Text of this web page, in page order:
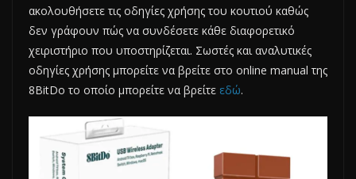
ακολουθήσετε τις οδηγίες χρήσης του κουτιού καθώς
δεν γράφουν πώς να συνδέσετε κάθε διαφορετικό
χειριστήριο που υποστηρίζεται. Σωστές και αναλυτικές
οδηγίες χρήσης μπορείτε να βρείτε στο online manual της
8BitDo το οποίο μπορείτε να βρείτε εδώ.